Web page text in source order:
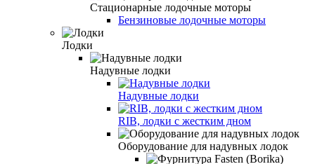
Стационарные лодочные моторы
Бензиновые лодочные моторы
Лодки
Надувные лодки
Надувные лодки
RIB, лодки с жестким дном
Оборудование для надувных лодок